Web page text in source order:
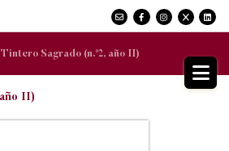
Tintero Sagrado (n.º2, año II)
II)